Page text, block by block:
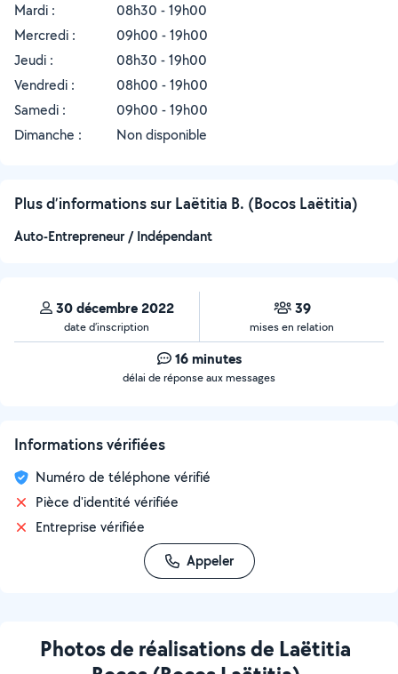
Mardi :
08h30 - 19h00
Mercredi :
09h00 - 19h00
Jeudi :
08h30 - 19h00
Vendredi :
08h00 - 19h00
Samedi :
09h00 - 19h00
Dimanche :
Non disponible
Plus d’informations sur Laëtitia B. (Bocos Laëtitia)
Auto-Entrepreneur / Indépendant
30 décembre 2022
date d’inscription
39
mises en relation
16 minutes
délai de réponse aux messages
Informations vérifiées
Numéro de téléphone vérifié
Pièce d'identité vérifiée
Entreprise vérifiée
Appeler
Photos de réalisations de Laëtitia